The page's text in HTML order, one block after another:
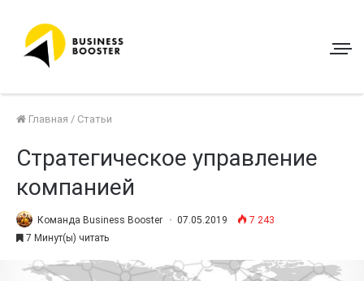
Главная / Статьи
Стратегическое управление
компанией
Команда Business Booster 07.05.2019
7 243
7 Минут(ы) читать